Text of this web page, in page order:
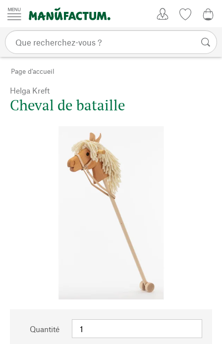
Passer au contenu
Page d'accueil
Helga Kreft
Cheval de bataille
Quantité